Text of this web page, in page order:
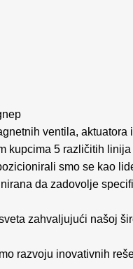
ventila, aktuatora
kupcima 5 različitih
smo se kao
da zadovolje
zahvaljujući našoj
razvoju inovativnih